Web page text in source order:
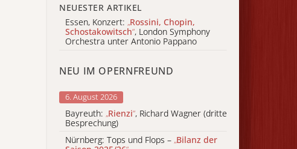
NEUESTER ARTIKEL
Essen, Konzert: „Rossini, Chopin,
Schostakowitsch“, London Symphony
Orchestra unter Antonio Pappano
NEU IM OPERNFREUND
6. August 2026
Bayreuth: „Rienzi“, Richard Wagner (dritte
Besprechung)
Nürnberg: Tops und Flops – „Bilanz der